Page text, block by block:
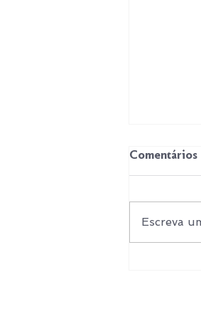
Comentários
Escreva